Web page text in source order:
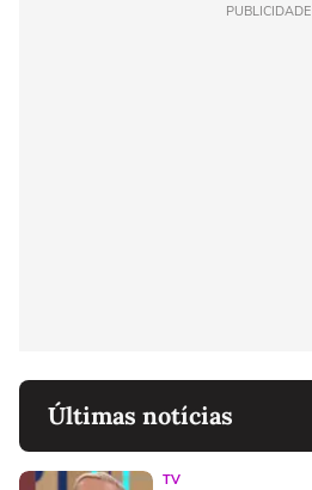
PUBLICIDADE
Últimas notícias
TV